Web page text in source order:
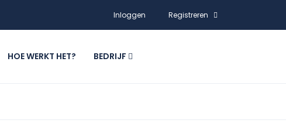
Inloggen Registreren
HOE WERKT HET? BEDRIJF